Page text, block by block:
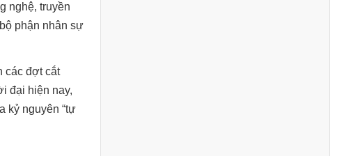
nghệ, truyền
phận nhân sự
các đợt cắt
đại hiện nay,
kỷ nguyên “tự